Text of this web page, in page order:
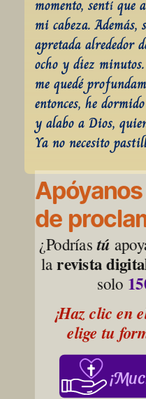
momento, sentí que
mi cabeza.
apretada alrededor
ocho y diez
me quedé
entonces, he
y alabo a Dios,
Ya no necesito
de
¿Podrías tú
la revista
solo
¡Haz clic en
elige tu